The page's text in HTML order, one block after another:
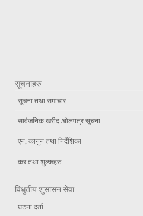
सूचनाहरु
सूचना तथा समाचार
सार्वजनिक खरीद /बोलपत्र सूचना
एन, कानुन तथा निर्देशिका
कर तथा शुल्कहरु
विधुतीय शुसासन सेवा
घटना दर्ता